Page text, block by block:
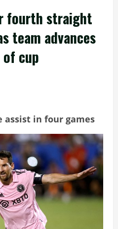
fourth straight
team advances
cup
assist in four games